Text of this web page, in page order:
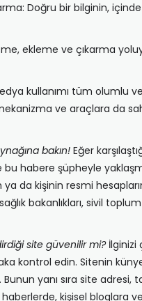
Doğru bir bilginin,
ekleme ve çıkarma
kullanımı tüm olumlu
ve araçlara da
bakın! Eğer
bu habere şüpheyle
da kişinin resmi
sağlık bakanlıkları, sivil
site güvenilir mi? İlginizi
kontrol edin. Sitenin
Bunun yanı sıra site
kişisel bloglara